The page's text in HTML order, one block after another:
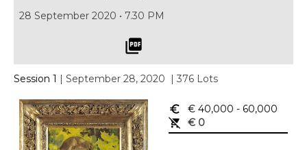
28 September 2020 • 7.30 PM
picture_as_pdf
Session 1 | September 28, 2020 | 376 Lots
euro_symbol € 40,000 - 60,000
remove_shopping_cart
€ 0